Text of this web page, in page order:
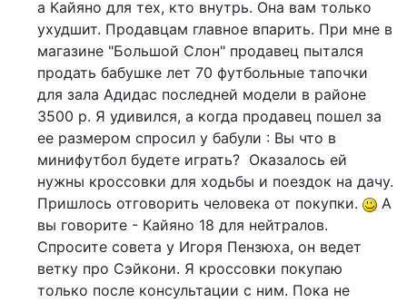
а Кайяно для тех, кто внутрь. Она вам только
ухудшит. Продавцам главное впарить. При мне в
магазине "Большой Слон" продавец пытался
продать бабушке лет 70 футбольные тапочки
для зала Адидас последней модели в районе
3500 р. Я удивился, а когда продавец пошел за
ее размером спросил у бабули : Вы что в
минифутбол будете играть? Оказалось ей
нужны кроссовки для ходьбы и поездок на дачу.
Пришлось отговорить человека от покупки.
А
вы говорите - Кайяно 18 для нейтралов.
Спросите совета у Игоря Пензюха, он ведет
ветку про Сэйкони. Я кроссовки покупаю
только после консультации с ним. Пока не